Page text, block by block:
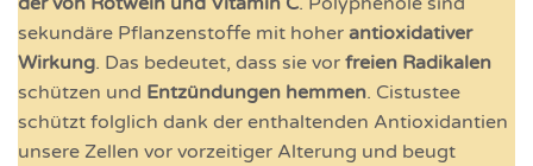
sekundäre Pflanzenstoffe mit hoher antioxidativer
Wirkung. Das bedeutet, dass sie vor freien Radikalen
schützen und Entzündungen hemmen. Cistustee
schützt folglich dank der enthaltenden Antioxidantien
unsere Zellen vor vorzeitiger Alterung und beugt